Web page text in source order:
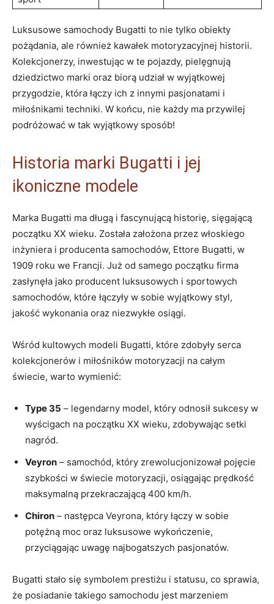
Luksusowe samochody Bugatti to nie tylko⁢ obiekty
pożądania, ale również kawałek motoryzacyjnej historii.
Kolekcjonerzy, inwestując w te ⁢pojazdy, ‌pielęgnują
‌dziedzictwo marki ​oraz biorą udział w wyjątkowej
przygodzie, która łączy ich z innymi pasjonatami i
miłośnikami techniki. W końcu, ‌nie każdy ma przywilej
⁣podróżować w tak⁢ wyjątkowy sposób!
Historia marki Bugatti i jej
ikoniczne modele
Marka⁢ Bugatti ma długą i fascynującą historię, sięgającą
początku XX wieku. Została założona przez włoskiego
inżyniera i producenta samochodów, Ettore Bugatti, w
1909 roku we ‍Francji. Już od samego początku ⁢firma
zasłynęła jako ⁢producent luksusowych i sportowych
samochodów, które łączyły w sobie wyjątkowy styl,
jakość wykonania oraz niezwykłe osiągi.
Wśród kultowych modeli Bugatti, które zdobyły serca
kolekcjonerów ​i miłośników ‌motoryzacji na całym
świecie, warto wymienić:
Type 35 – legendarny model, który odnosił sukcesy w
wyścigach na ⁢początku XX⁣ wieku,⁢ zdobywając setki
nagród.
Veyron – samochód, który zrewolucjonizował pojęcie
szybkości w świecie motoryzacji,⁢ osiągając prędkość
maksymalną przekraczającą ⁣400 km/h.
Chiron – następca ⁣Veyrona, który ⁢łączy w sobie
potężną ⁤moc oraz luksusowe⁣ wykończenie,
przyciągając uwagę najbogatszych pasjonatów.
Bugatti stało się symbolem ‍prestiżu i⁣ statusu, co sprawia,
że posiadanie takiego samochodu jest marzeniem